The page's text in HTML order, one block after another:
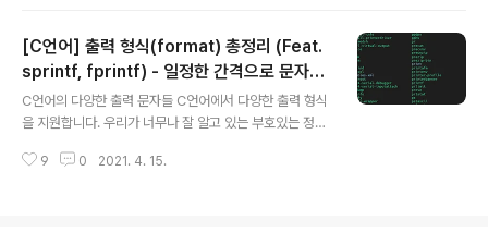
[i] - '0');//숫자 문자에 '0'을 빼면 레알 숫자가 구해짐 ret
urn ret; } int main() { int str = "12345"; printf("%d
\n", my_atoi(str)); } 문자 하나에서 '0'을 빼면 이것이 곧
숫자 0이 된다는 점을 이용한 코드이..
[C언어] 출력 형식(format) 총정리 (Feat.
sprintf, fprintf) - 일정한 간격으로 문자열
출력 예제 까지
C언어의 다양한 출력 문자들 C언어에서 다양한 출력 형식
을 지원합니다. 우리가 너무나 잘 알고 있는 부호있는 정수
늘은 자세하게 한번 총 정리하는 포스팅을 정리하도록 하
9 0 2021. 4. 15.